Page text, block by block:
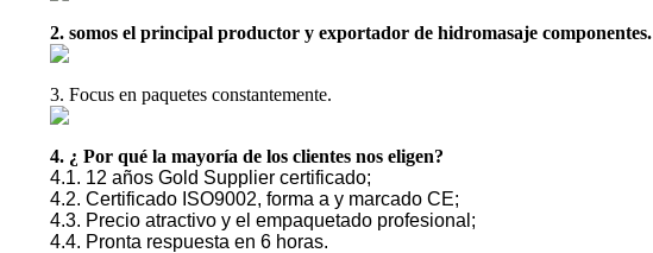
2. somos el principal productor y exportador de hidromasaje componentes.
3. Focus en paquetes constantemente.
4. ¿ Por qué la mayoría de los clientes nos eligen?
4.1. 12 años Gold Supplier certificado;
4.2. Certificado ISO9002, forma a y marcado CE;
4.3. Precio atractivo y el empaquetado profesional;
4.4. Pronta respuesta en 6 horas.